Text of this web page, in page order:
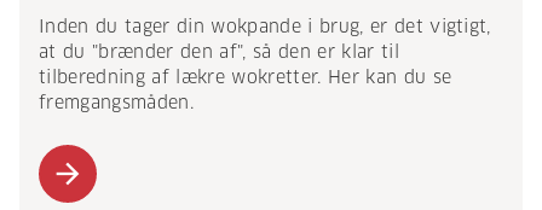
Inden du tager din wokpande i brug, er det vigtigt,
at du "brænder den af", så den er klar til
tilberedning af lækre wokretter. Her kan du se
fremgangsmåden.
arrow_forward